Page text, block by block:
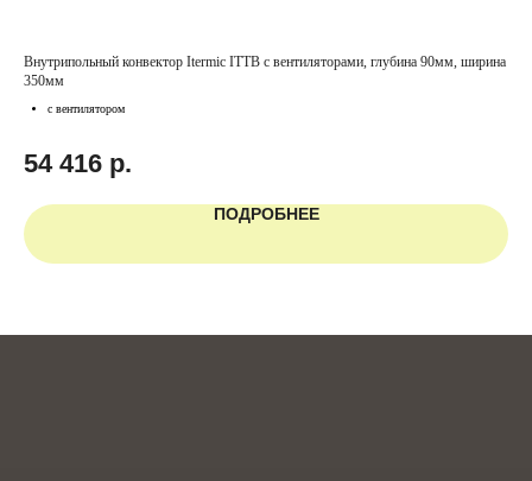
Внутрипольный конвектор Itermic ITTB с вентиляторами, глубина 90мм, ширина
350мм
с вентилятором
54 416 р.
ПОДРОБНЕЕ